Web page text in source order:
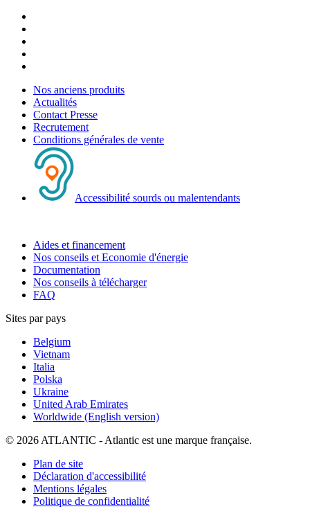
Nos anciens produits
Actualités
Contact Presse
Recrutement
Conditions générales de vente
Accessibilité sourds ou malentendants
Aides et financement
Nos conseils et Economie d'énergie
Documentation
Nos conseils à télécharger
FAQ
Sites par pays
Belgium
Vietnam
Italia
Polska
Ukraine
United Arab Emirates
Worldwide (English version)
© 2026 ATLANTIC - Atlantic est une marque française.
Plan de site
Déclaration d'accessibilité
Mentions légales
Politique de confidentialité